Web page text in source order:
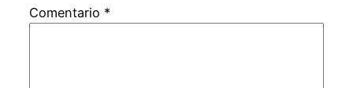
Comentario *